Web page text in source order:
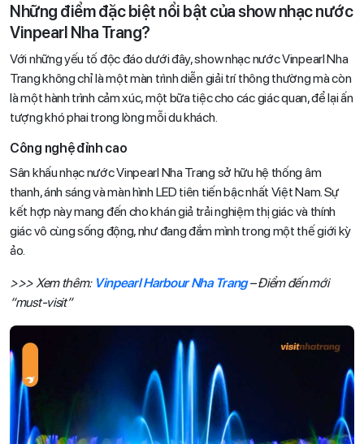
Những điểm đặc biệt nổi bật của show nhạc nước
Vinpearl Nha Trang?
Với những yếu tố độc đáo dưới đây, show nhạc nước Vinpearl Nha
Trang không chỉ là một màn trình diễn giải trí thông thường mà còn
là một hành trình cảm xúc, một bữa tiệc cho các giác quan, để lại ấn
tượng khó phai trong lòng mỗi du khách.
Công nghệ đỉnh cao
Sân khấu nhạc nước Vinpearl Nha Trang sở hữu hệ thống âm
thanh, ánh sáng và màn hình LED tiên tiến bậc nhất Việt Nam. Sự
kết hợp này mang đến cho khán giả trải nghiệm thị giác và thính
giác vô cùng sống động, như đang đắm mình trong một thế giới kỳ
ảo.
>>> Xem thêm: Vinpearl Harbour Nha Trang– Điểm đến mới
“must-visit”